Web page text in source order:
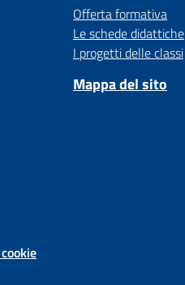
Offerta formativa
Le schede didattiche
I progetti delle classi
Mappa del sito